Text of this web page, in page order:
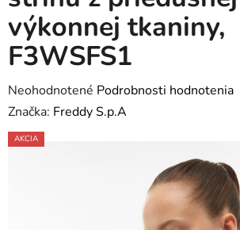
výkonnej tkaniny,
F3WSFS1
Priemerné
hodnotenie
produktu
Neohodnotené Podrobnosti hodnotenia
Značka: Freddy S.p.A
AKCIA